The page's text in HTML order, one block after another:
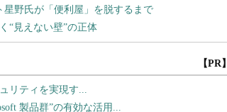
【PR】
リティを実現す...
製品群”の有効な活用...